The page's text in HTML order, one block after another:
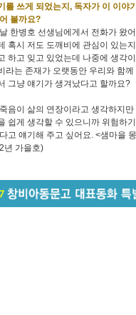
를 쓰게 되었는지, 독자가 이 이야
볼까요?
한병호 선생님에게서 전화가 왔
혹시 저도 도깨비에 관심이 있는
하고 잊고 있었는데 나중에 생각
라는 존재가 오랫동안 우리와 함
그냥 얘기가 생겨났다고 할까요?
음이 삶의 연장이라고 생각하지
쉽게 생각할 수 있으니까 위험하
고 얘기해 주고 싶어요. <샘마을
년 가을호)